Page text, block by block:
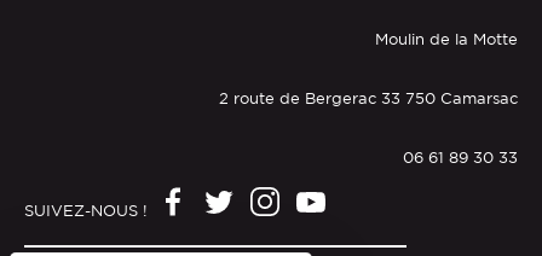
Moulin de la Motte
2 route de Bergerac 33 750 Camarsac
06 61 89 30 33
SUIVEZ-NOUS !